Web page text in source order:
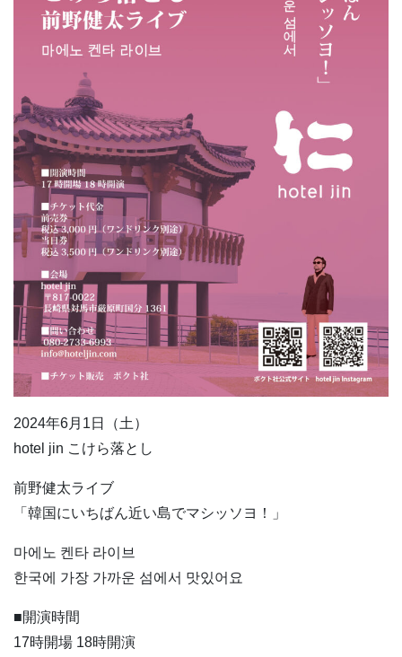
2024年6月1日（土）
hotel jin こけら落とし
前野健太ライブ
「韓国にいちばん近い島でマシッソヨ！」
마에노 켄타 라이브
한국에 가장 가까운 섬에서 맛있어요
■開演時間
17時開場 18時開演